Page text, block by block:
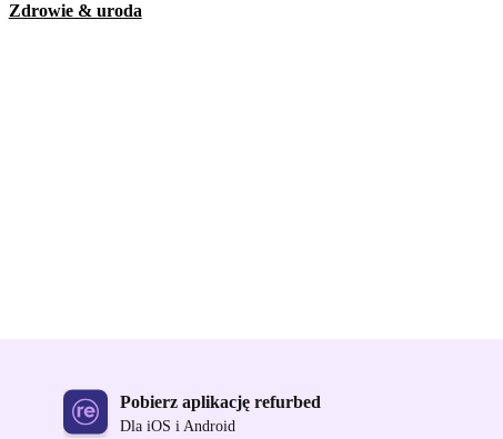
Zdrowie & uroda
Pobierz aplikację refurbed
Dla iOS i Android